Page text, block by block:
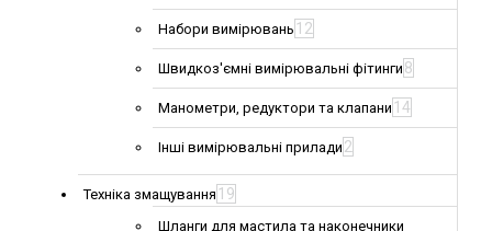
Набори вимірювань 12
Швидкоз'ємні вимірювальні фітинги 8
Манометри, редуктори та клапани 14
Інші вимірювальні прилади 2
Техніка змащування 19
Шланги для мастила та наконечники